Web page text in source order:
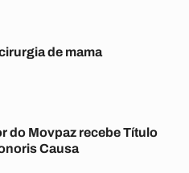
de mama
do Movpaz recebe Título
Causa